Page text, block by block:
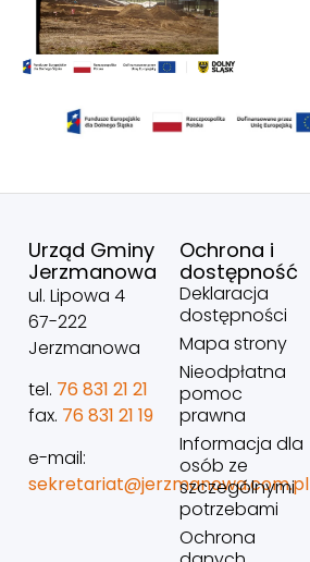
Urząd Gminy
Jerzmanowa
ul. Lipowa 4
67-222
Jerzmanowa
tel. 76 831 21 21
fax. 76 831 21 19
e-mail:
sekretariat@jerzmanowa.com.pl
Ochrona i
dostępność
Deklaracja
dostępności
Mapa strony
Nieodpłatna
pomoc
prawna
Informacja dla
osób ze
szczególnymi
potrzebami
Ochrona